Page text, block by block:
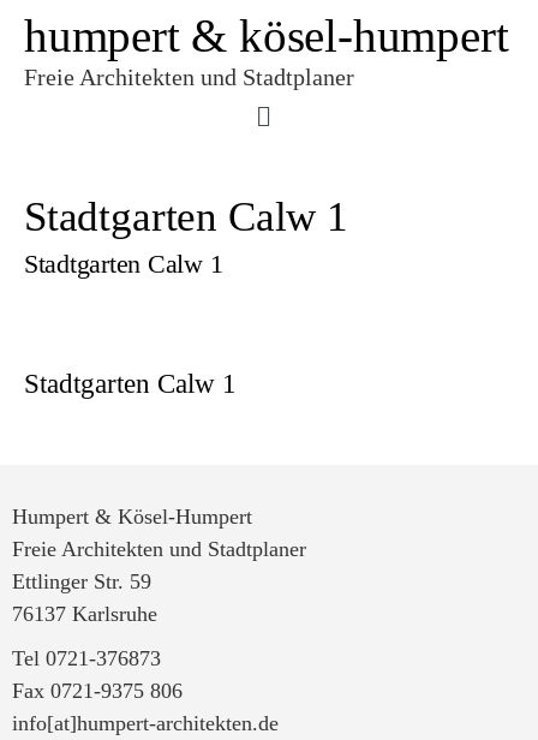
humpert & kösel-humpert
Freie Architekten und Stadtplaner
Stadtgarten Calw 1
Stadtgarten Calw 1
Stadtgarten Calw 1
Humpert & Kösel-Humpert
Freie Architekten und Stadtplaner
Ettlinger Str. 59
76137 Karlsruhe
Tel 0721-376873
Fax 0721-9375 806
info[at]humpert-architekten.de